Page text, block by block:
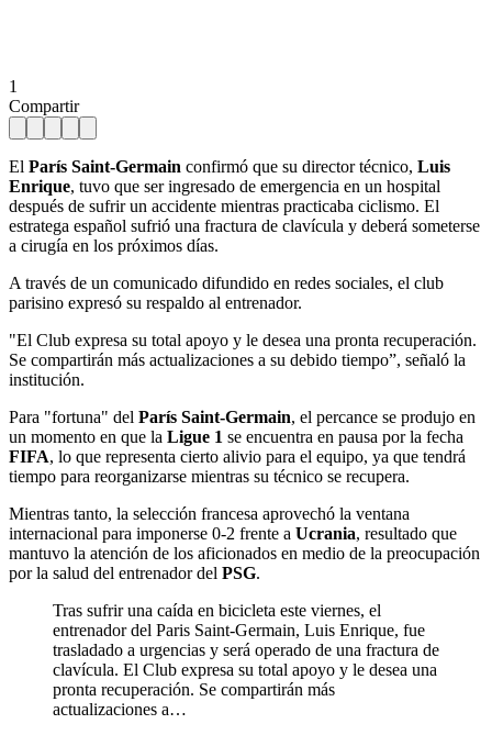
1
Compartir
El París Saint-Germain confirmó que su director técnico, Luis
Enrique, tuvo que ser ingresado de emergencia en un hospital
después de sufrir un accidente mientras practicaba ciclismo. El
estratega español sufrió una fractura de clavícula y deberá someterse
a cirugía en los próximos días.
A través de un comunicado difundido en redes sociales, el club
parisino expresó su respaldo al entrenador.
"El Club expresa su total apoyo y le desea una pronta recuperación.
Se compartirán más actualizaciones a su debido tiempo”, señaló la
institución.
Para "fortuna" del París Saint-Germain, el percance se produjo en
un momento en que la Ligue 1 se encuentra en pausa por la fecha
FIFA, lo que representa cierto alivio para el equipo, ya que tendrá
tiempo para reorganizarse mientras su técnico se recupera.
Mientras tanto, la selección francesa aprovechó la ventana
internacional para imponerse 0-2 frente a Ucrania, resultado que
mantuvo la atención de los aficionados en medio de la preocupación
por la salud del entrenador del PSG.
Tras sufrir una caída en bicicleta este viernes, el
entrenador del Paris Saint-Germain, Luis Enrique, fue
trasladado a urgencias y será operado de una fractura de
clavícula. El Club expresa su total apoyo y le desea una
pronta recuperación. Se compartirán más
actualizaciones a…